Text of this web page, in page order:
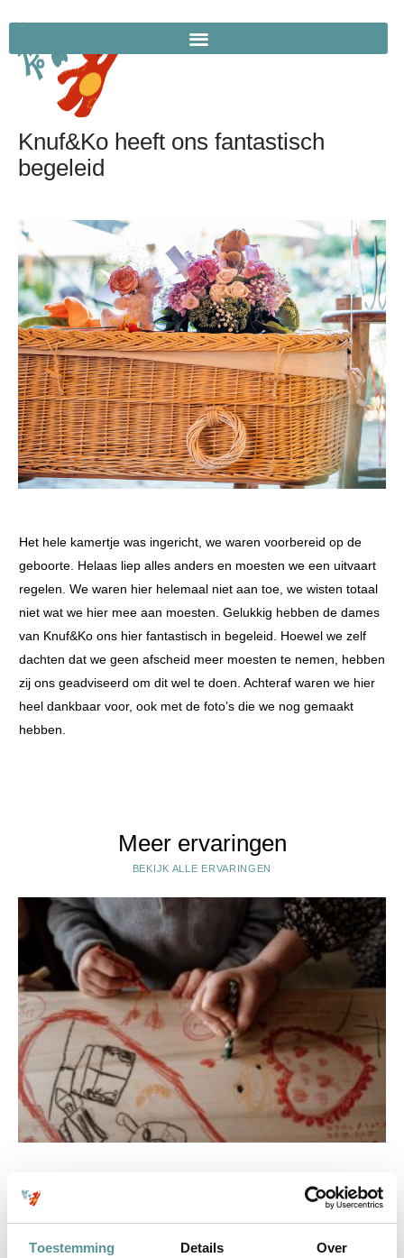
Toestemming Details Over
Knuf&Ko heeft ons fantastisch
begeleid
Het hele kamertje was ingericht, we waren voorbereid op de
geboorte. Helaas liep alles anders en moesten we een uitvaart
regelen. We waren hier helemaal niet aan toe, we wisten totaal
niet wat we hier mee aan moesten. Gelukkig hebben de dames
van Knuf&Ko ons hier fantastisch in begeleid. Hoewel we zelf
dachten dat we geen afscheid meer moesten te nemen, hebben
zij ons geadviseerd om dit wel te doen. Achteraf waren we hier
heel dankbaar voor, ook met de foto’s die we nog gemaakt
hebben.
Meer ervaringen
BEKIJK ALLE ERVARINGEN